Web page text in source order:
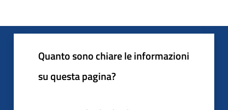
Quanto sono chiare le informazioni
su questa pagina?